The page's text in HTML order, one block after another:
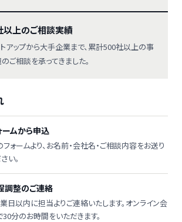
上のご相談実績
アップから大手企業まで、累計500社以上の事
ご相談を承ってきました。
ームから申込
ォームより、お名前・会社名・ご相談内容をお送り
い。
調整のご連絡
日以内に担当よりご連絡いたします。オンライン会
30分のお時間をいただきます。